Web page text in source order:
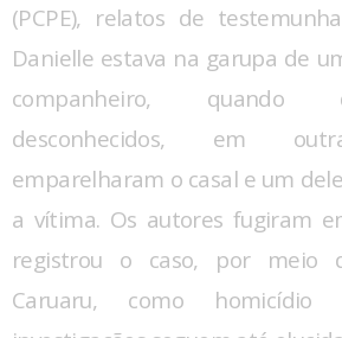
(PCPE), relatos de
Danielle estava na garupa de
companheiro, quando
desconhecidos, em
emparelharam o casal e um
a vítima. Os autores fugiram
registrou o caso, por meio
Caruaru, como homicídio